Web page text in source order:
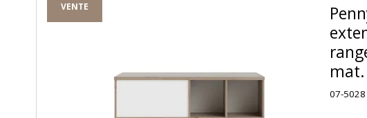
VENTE
mat.
07-5028